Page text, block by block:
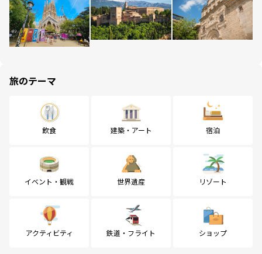
旅のテーマ
飲食 建築・アート 宿泊
イベント・観戦 世界遺産 リゾート
アクティビティ 鉄道・フライト ショップ